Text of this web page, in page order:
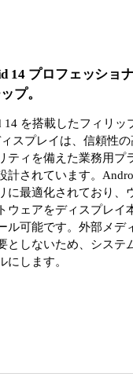
14 プロフェッショ
プ。
14 を搭載したフィリッ
スプレイは、信頼性の
ティを備えた業務用プ
計されています。
に最適化されており、
ウェアをディスプレイ
ル可能です。外部メデ
としないため、システ
にします。